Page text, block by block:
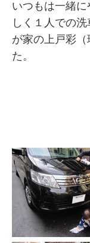
いつもは一緒
しく１人での
が家の上戸彩
た。